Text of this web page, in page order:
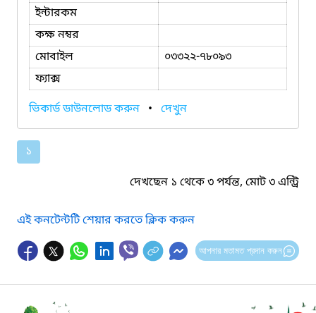
ইন্টারকম
কক্ষ নম্বর
মোবাইল
০৩৩২২-৭৮০৯৩
ফ্যাক্স
ভিকার্ড ডাউনলোড করুন • দেখুন
১
দেখছেন ১ থেকে ৩ পর্যন্ত, মোট ৩ এন্ট্রি
এই কনটেন্টটি শেয়ার করতে ক্লিক করুন
আপনার মতামত প্রদান করুন